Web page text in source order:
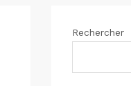
Rechercher